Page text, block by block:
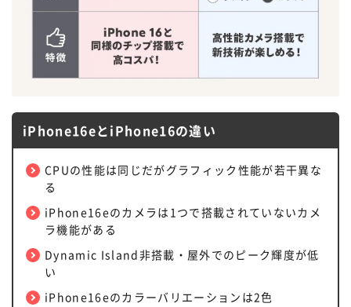
iPhone16eとiPhone16の違い
CPUの性能は同じだがグラフィック性能が若干異な
る
iPhone16eのカメラは1つで搭載されていないカメ
ラ機能がある
Dynamic Island非搭載・屋外でのピーク輝度が低
い
iPhone16eのカラーバリエーションは2色